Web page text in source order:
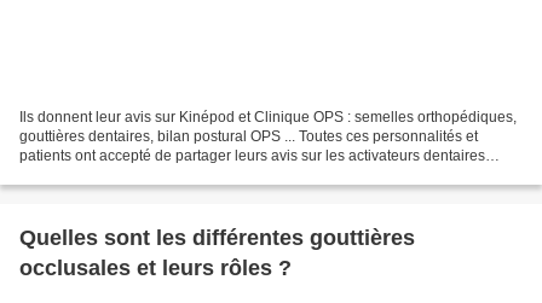
Ils donnent leur avis sur Kinépod et Clinique OPS : semelles orthopédiques,
gouttières dentaires, bilan postural OPS ... Toutes ces personnalités et
patients ont accepté de partager leurs avis sur les activateurs dentaires
Quelles sont les différentes gouttières
occlusales et leurs rôles ?